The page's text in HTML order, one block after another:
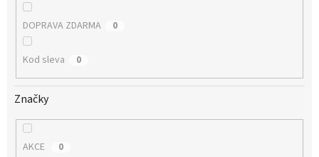
DOPRAVA ZDARMA 0
Kod sleva 0
Značky
AKCE 0